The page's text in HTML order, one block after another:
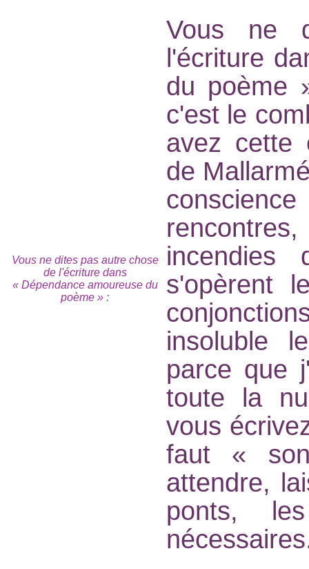
Vous ne dites pas autre chose
de l'écriture dans
« Dépendance amoureuse du
poème » :
Vous ne
l'écriture
du poème
c'est le
avez cette
de
s'opèrent
insoluble
parce que
toute la
vous
faut «
attendre,
ponts,